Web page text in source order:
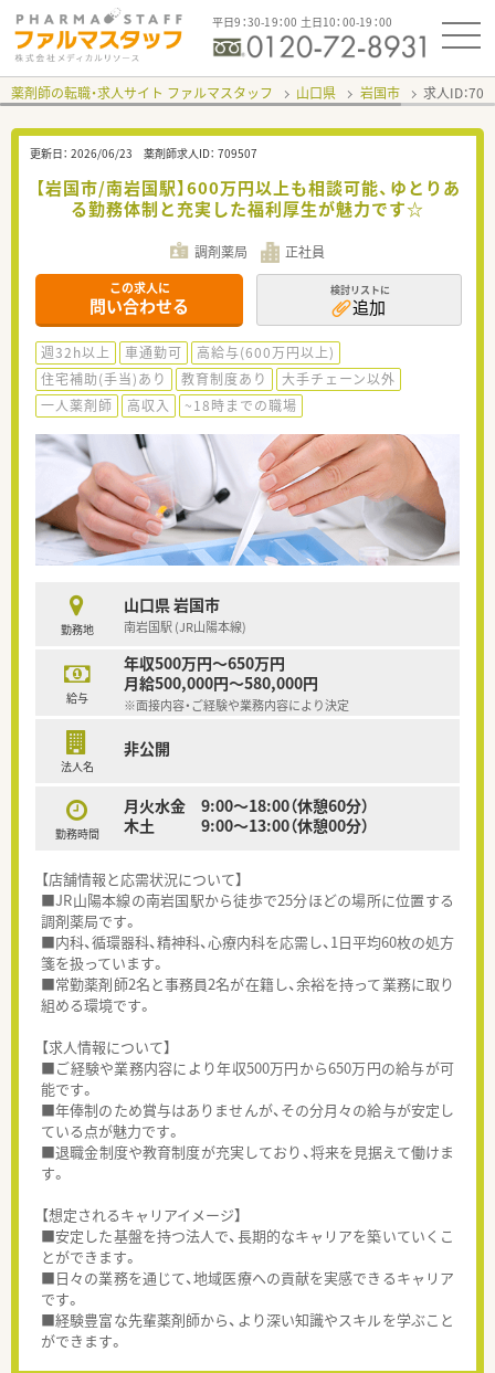
平日9：30-19：00 土日10：00-19：00
薬剤師の転職・求人サイト ファルマスタッフ 山口県 岩国市 求人ID：
更新日： 2026/06/23 薬剤師求人ID： 709507
【岩国市/南岩国駅】600万円以上も相談可能、ゆとりあ
る勤務体制と充実した福利厚生が魅力です☆
調剤薬局 正社員
この求人に
問い合わせる
検討リストに
追加
週32h以上 車通勤可
高給与(600万円以上)
住宅補助(手当)あり
教育制度あり
大手チェーン以外
一人薬剤師
高収入 ~18時までの職場
勤務地
山口県 岩国市
南岩国駅 (JR山陽本線)
給与
年収500万円～650万円
月給500,000円～580,000円
※面接内容・ご経験や業務内容により決定
法人名
非公開
勤務時間
月火水金 9:00～18:00（休憩60分）
木土 9:00～13:00（休憩00分）
【店舗情報と応需状況について】
■JR山陽本線の南岩国駅から徒歩で25分ほどの場所に位置する
調剤薬局です。
■内科、循環器科、精神科、心療内科を応需し、1日平均60枚の処方
箋を扱っています。
■常勤薬剤師2名と事務員2名が在籍し、余裕を持って業務に取り
組める環境です。
【求人情報について】
■ご経験や業務内容により年収500万円から650万円の給与が可
能です。
■年俸制のため賞与はありませんが、その分月々の給与が安定し
ている点が魅力です。
■退職金制度や教育制度が充実しており、将来を見据えて働けま
す。
【想定されるキャリアイメージ】
■安定した基盤を持つ法人で、長期的なキャリアを築いていくこ
とができます。
■日々の業務を通じて、地域医療への貢献を実感できるキャリア
です。
■経験豊富な先輩薬剤師から、より深い知識やスキルを学ぶこと
ができます。